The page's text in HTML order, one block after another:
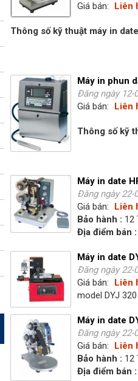
Giá bán:
Liên
Thông số kỹ thuật máy in
Máy in phun
Đăng ngày 12-
Giá bán:
Liên
Thông số kỹ
Máy in date
Đăng ngày 22-
Giá bán:
Liên
Bảo hành : 12
Địa điểm bán :
Máy in date
Đăng ngày 22-
Giá bán:
Liên
model DYJ 320
Máy in date
Đăng ngày 22-
Giá bán:
Liên
Bảo hành : 12
Địa điểm bán :